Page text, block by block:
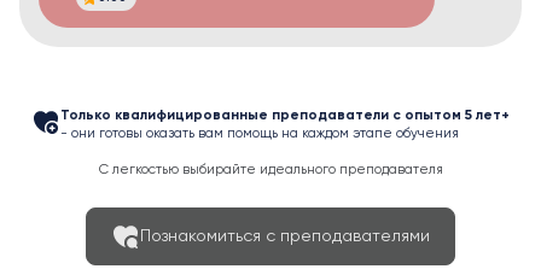
Только квалифицированные преподаватели с опытом 5 лет+
- они готовы оказать вам помощь на каждом этапе обучения
С легкостью выбирайте идеального преподавателя
Познакомиться с преподавателями